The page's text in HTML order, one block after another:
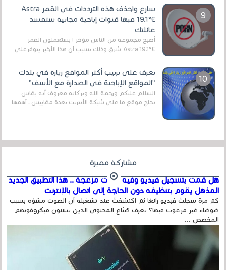
سارع واحذف هذه الترددات في القمر Astra
19.1°E فبها قنوات إباحية مجانية ستفسد
عائلتك
أصبح مجموعة من الناس مؤخر ا يستعملون القمر
Astra 19.1°E شرق وذلك بسبب أن هذا الأخير يتوفرعلى
تعرف على ترتيب أكثر المواقع زيارة في بلدك
"المواقع الإباحية في الصدارة مع الأسف"
السلام عليكم ورحمة الله وبركاته معروف أنه يقاس
نجاح موقع ما على شبكة الأنترنت بعدة مقاييس ، أهمها
مشاركة مميزة
هل قمت بتسجيل فيديو وفيه أصوت مزعجة .. هذا التطبيق الجديد
المذهل يقوم بتنظيفه دون الحاجة إلى اتصال بالإنترنت
كم مرة سجلتَ فيديو رائعًا ثم اكتشفتَ عند تشغيله أن الصوت مشوّه بسبب
ضوضاء غير مرغوب فيها؟ يعرف صُنّاع المحتوى الذين ينسون ميكروفونهم
المخصص ...